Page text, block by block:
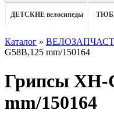
ДЕТСКИЕ велосипеды
Каталог »
G58B,125 mm/150164
Грипсы XH-
mm/150164